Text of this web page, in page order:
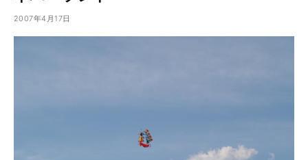
2007年4月17日